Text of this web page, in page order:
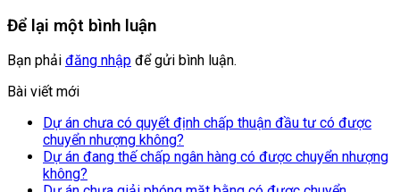
Để lại một bình luận
Bạn phải đăng nhập để gửi bình luận.
Bài viết mới
Dự án chưa có quyết định chấp thuận đầu tư có được
chuyển nhượng không?
Dự án đang thế chấp ngân hàng có được chuyển nhượng
không?